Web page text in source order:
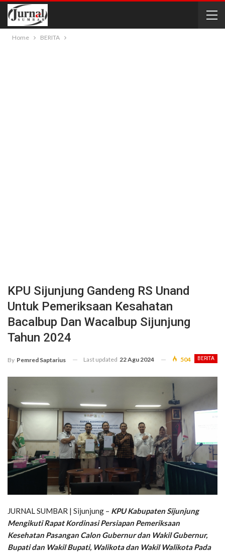
Home BERITA
KPU Sijunjung Gandeng RS Unand
Untuk Pemeriksaan Kesahatan
Bacalbup Dan Wacalbup Sijunjung
Tahun 2024
BERITA
By Pemred Saptarius Last updated 22 Agu 2024 504
JURNAL SUMBAR | Sijunjung – KPU Kabupaten Sijunjung
Mengikuti Rapat Kordinasi Persiapan Pemeriksaan
Kesehatan Pasangan Calon Gubernur dan Wakil Gubernur,
Bupati dan Wakil Bupati, Walikota dan Wakil Walikota Pada